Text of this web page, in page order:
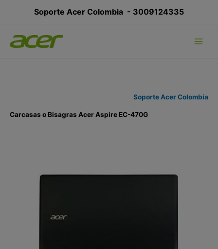
Soporte Acer Colombia - 3009124335
Soporte Acer Colombia
Carcasas o Bisagras Acer Aspire EC-470G